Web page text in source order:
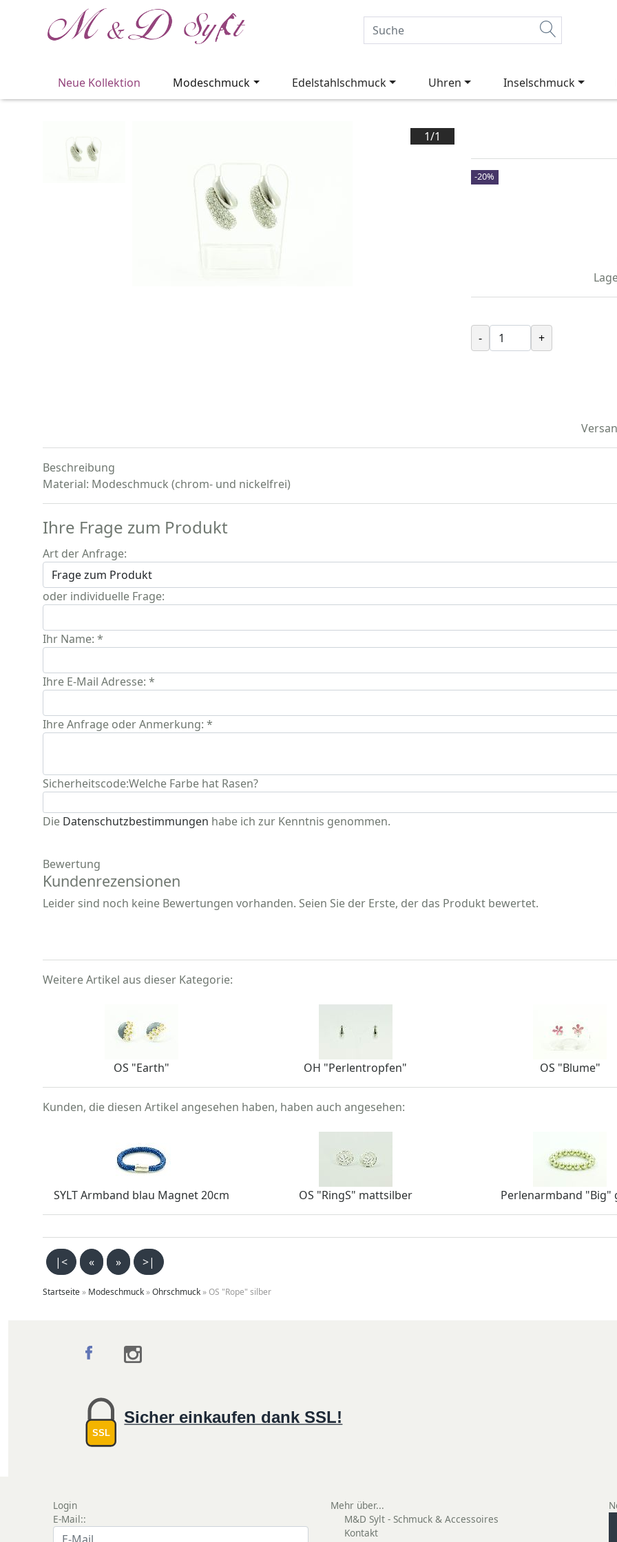
Neue Kollektion Modeschmuck Edelstahlschmuck Uhren Inselschmuck
1/1
-20%
- +
Beschreibung
Material: Modeschmuck (chrom- und nickelfrei)
Ihre Frage zum Produkt
Art der Anfrage:
oder individuelle Frage:
Ihr Name: *
Ihre E-Mail Adresse: *
Ihre Anfrage oder Anmerkung: *
Sicherheitscode:Welche Farbe hat Rasen?
Die Datenschutzbestimmungen habe ich zur Kenntnis genommen.
Bewertung
Kundenrezensionen
Leider sind noch keine Bewertungen vorhanden. Seien Sie der Erste, der das Produkt bewertet.
Weitere Artikel aus dieser Kategorie:
OS "Earth" OH "Perlentropfen" OS "Blume"
Kunden, die diesen Artikel angesehen haben, haben auch angesehen:
SYLT Armband blau Magnet 20cm OS "RingS" mattsilber Perlenarmband "Big"
|< « » >|
Startseite» Modeschmuck»Ohrschmuck»OS "Rope" silber
SSL
Sicher einkaufen dank SSL!
Login
E-Mail::
Mehr über...
M&D Sylt - Schmuck & Accessoires
Kontakt